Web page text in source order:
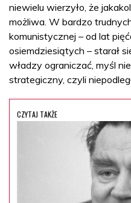
niewielu wierzyło, że
możliwa. W bardzo
komunistycznej – od lat
osiemdziesiątych – starał
władzy ograniczać, myśl
strategiczny, czyli
CZYTAJ TAKŻE